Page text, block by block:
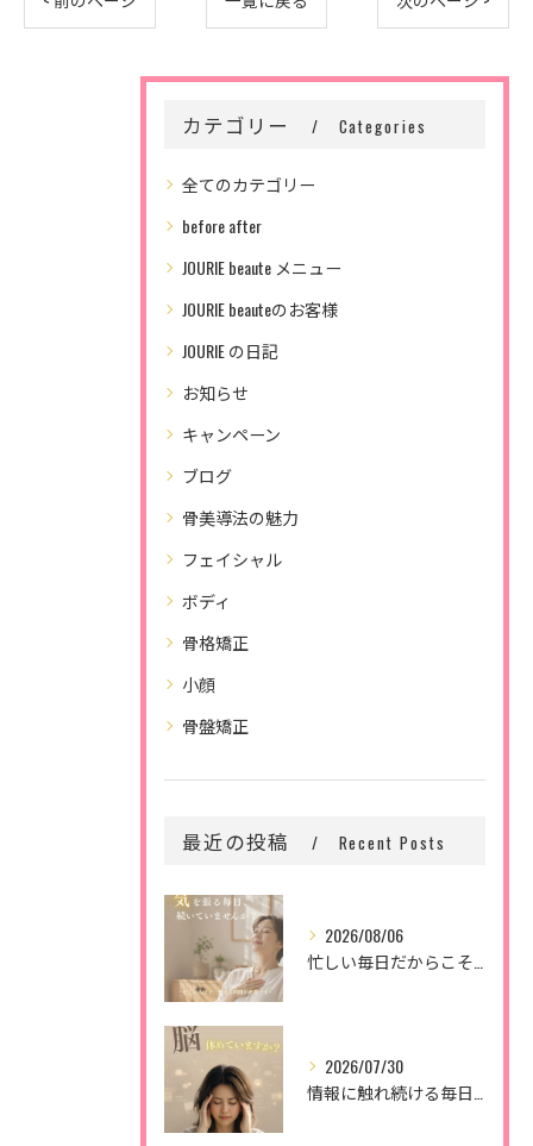
カテゴリー Categories
全てのカテゴリー
before after
JOURIE beaute メニュー
JOURIE beauteのお客様
JOURIE の日記
お知らせ
キャンペーン
ブログ
骨美導法の魅力
フェイシャル
ボディ
骨格矯正
小顔
骨盤矯正
最近の投稿 Recent Posts
2026/08/06
2026/07/30